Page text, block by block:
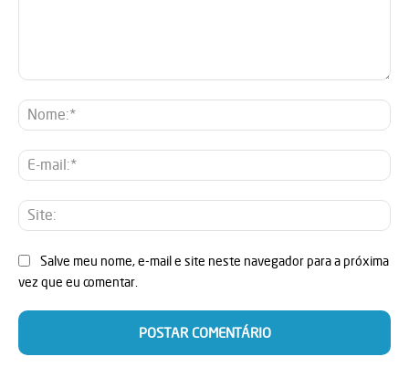
E-
Salve meu nome, e-mail e site neste navegador para a próxima
vez que eu comentar.